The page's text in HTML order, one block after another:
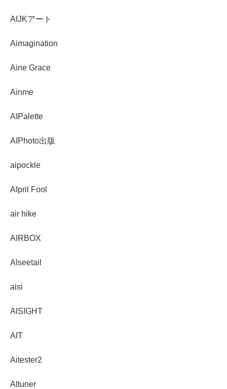
AIJKアート
Aimagination
Aine Grace
Ainme
AIPalette
AIPhoto出版
aipockle
AIpril Fool
air hike
AIRBOX
AIseetail
aisi
AISIGHT
AIT
Aitester2
AItuner